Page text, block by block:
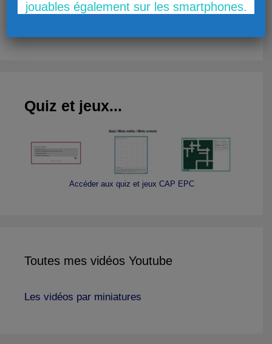
Quiz et jeux...
Accéder aux quiz et jeux CAP EPC
Toutes mes vidéos Youtube
Les vidéos par miniatures
jouables également sur les smartphones.